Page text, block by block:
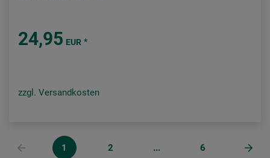
24,95 EUR *
zzgl. Versandkosten
1 2 ... 6